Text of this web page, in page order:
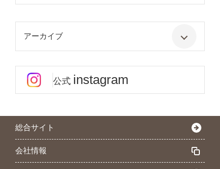
アーカイブ
公式 instagram
総合サイト
会社情報